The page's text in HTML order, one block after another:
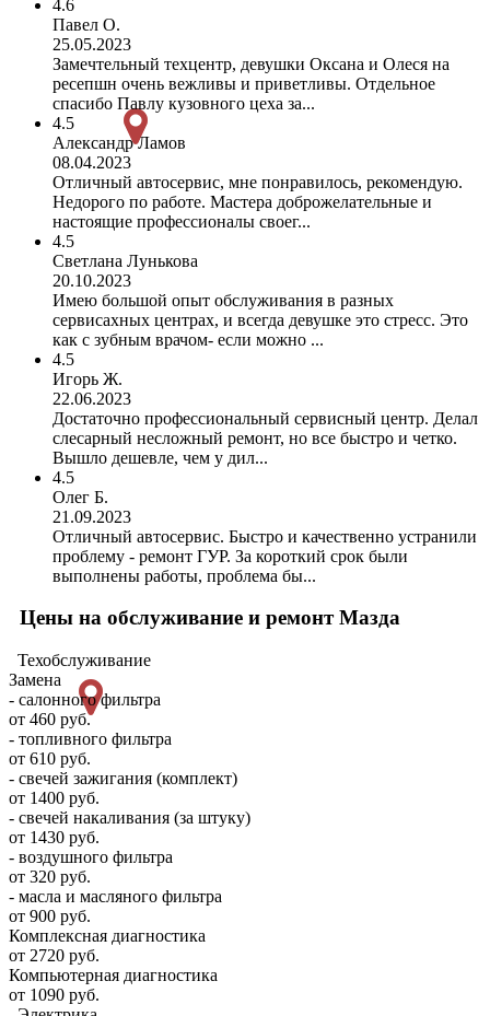
4.6
Павел О.
25.05.2023
Замечтельный техцентр, девушки Оксана и Олеся на
ресепшн очень вежливы и приветливы. Отдельное
спасибо Павлу кузовного цеха за...
4.5
Александр Ламов
08.04.2023
Отличный автосервис, мне понравилось, рекомендую.
Недорого по работе. Мастера доброжелательные и
настоящие профессионалы своег...
4.5
Светлана Лунькова
20.10.2023
Имею большой опыт обслуживания в разных
сервисахных центрах, и всегда девушке это стресс. Это
как с зубным врачом- если можно ...
4.5
Игорь Ж.
22.06.2023
Достаточно профессиональный сервисный центр. Делал
слесарный несложный ремонт, но все быстро и четко.
Вышло дешевле, чем у дил...
4.5
Олег Б.
21.09.2023
Отличный автосервис. Быстро и качественно устранили
проблему - ремонт ГУР. За короткий срок были
выполнены работы, проблема бы...
Цены на обслуживание и ремонт Мазда
Техобслуживание
Замена
- салонного фильтра
от 460 руб.
- топливного фильтра
от 610 руб.
- свечей зажигания (комплект)
от 1400 руб.
- свечей накаливания (за штуку)
от 1430 руб.
- воздушного фильтра
от 320 руб.
- масла и масляного фильтра
от 900 руб.
Комплексная диагностика
от 2720 руб.
Компьютерная диагностика
от 1090 руб.